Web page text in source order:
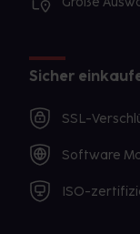
Sicher
SSL-
Software
ISO-